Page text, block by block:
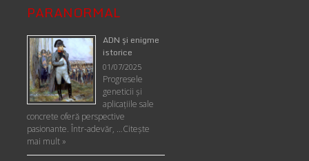
PARANORMAL
ADN şi enigme
istorice
01/07/2025
Progresele
geneticii şi
aplicaţiile sale
concrete oferă perspective
pasionante. Într-adevăr, …Citește
mai mult »